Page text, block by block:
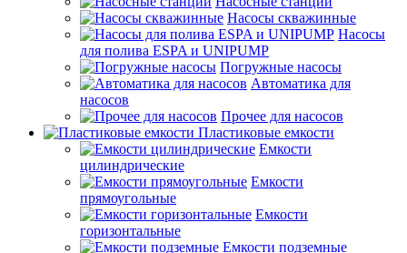
Насосы скважинные
Насосы
для полива ESPA и UNIPUMP
Погружные насосы
Автоматика для
насосов
Прочее для насосов
Пластиковые емкости
Емкости
цилиндрические
Емкости
прямоугольные
Емкости
горизонтальные
Емкости подземные